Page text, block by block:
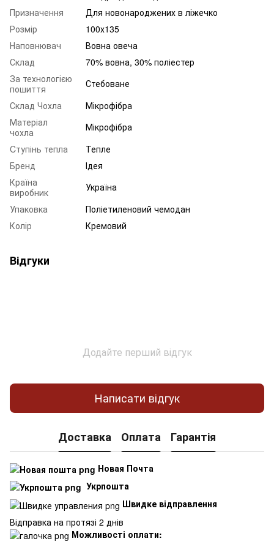
Призначення
Для новонароджених в ліжечко
Розмір
100х135
Наповнювач
Вовна овеча
Склад
70% вовна, 30% поліестер
За технологією
пошиття
Стебоване
Склад Чохла
Мікрофібра
Матеріал
чохла
Мікрофібра
Cтупінь тепла
Тепле
Бренд
Ідея
Країна
виробник
Україна
Упаковка
Поліетиленовий чемодан
Колір
Кремовий
Відгуки
Додайте перший відгук
Написати відгук
Доставка Оплата Гарантія
Новая Почта
Укрпошта
Швидке відправлення
Відправка на протязі 2 днів
Можливості оплати: